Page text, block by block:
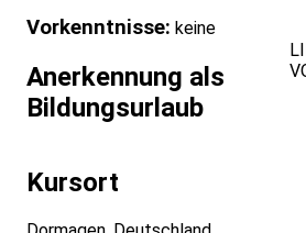
Vorkenntnisse: keine
Anerkennung als
Bildungsurlaub
Kursort